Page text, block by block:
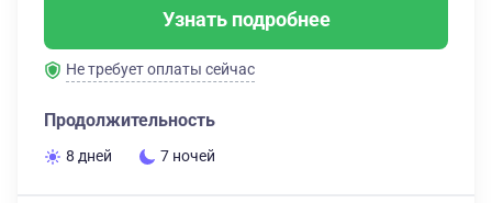
Узнать подробнее
Не требует оплаты сейчас
Продолжительность
8 дней 7 ночей